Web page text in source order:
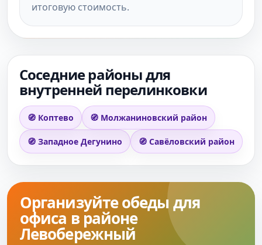
итоговую стоимость.
Соседние районы для
внутренней перелинковки
🧭 Коптево 🧭 Молжаниновский район
🧭 Западное Дегунино 🧭 Савёловский район
Организуйте обеды для
офиса в районе
Левобережный